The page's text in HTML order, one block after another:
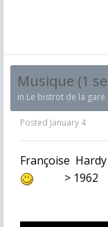
Musique (1
in Le bistrot de la gare
Posted January 4
Françoise
> 1962